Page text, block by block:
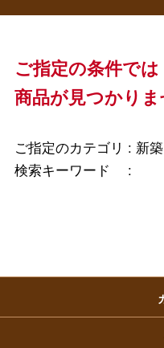
ご指定の条件では
商品が見つかり
ご指定のカテゴリ : 新
検索キーワード :
ホーム
結